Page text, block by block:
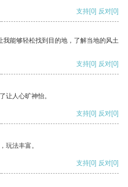
支持[0] 反对[0]
我能够轻松找到目的地，了解当地的风土
支持[0] 反对[0]
让人心旷神怡。
支持[0] 反对[0]
玩法丰富。
支持[0] 反对[0]